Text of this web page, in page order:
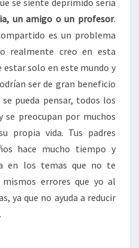
un amigo o un profesor.
es un problema
realmente creo en esta
estar solo en este mundo y
ser de gran beneficio
pueda pensar, todos los
preocupan por muchos
propia vida. Tus padres
hace mucho tiempo y
en los temas que no te
errores que yo al
ya que no ayuda a reducir